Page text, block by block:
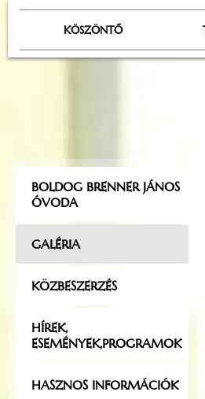
KÖSZÖNTŐ
BOLDOG BRENNER JÁNOS
ÓVODA
GALÉRIA
KÖZBESZERZÉS
HÍREK,
ESEMÉNYEK,PROGRAMOK
HASZNOS INFORMÁCIÓK